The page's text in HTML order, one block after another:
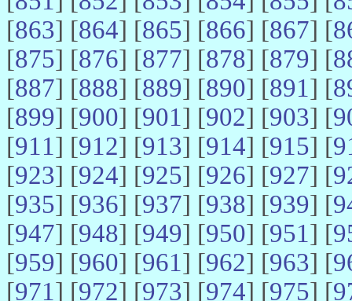
[863] [864] [865] [866] [867] [
[875] [876] [877] [878] [879] [
[887] [888] [889] [890] [891] [
[899] [900] [901] [902] [903] [
[911] [912] [913] [914] [915] [
[923] [924] [925] [926] [927] [
[935] [936] [937] [938] [939] [
[947] [948] [949] [950] [951] [
[959] [960] [961] [962] [963] [
[971] [972] [973] [974] [975] [